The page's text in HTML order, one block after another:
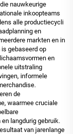
nauwkeurige
inkoopteams
alle productiecycli
en
markten en in
gebaseerd op
en
uitstraling
informele
de
waarmee cruciale
langdurig gebruik.
van jarenlange